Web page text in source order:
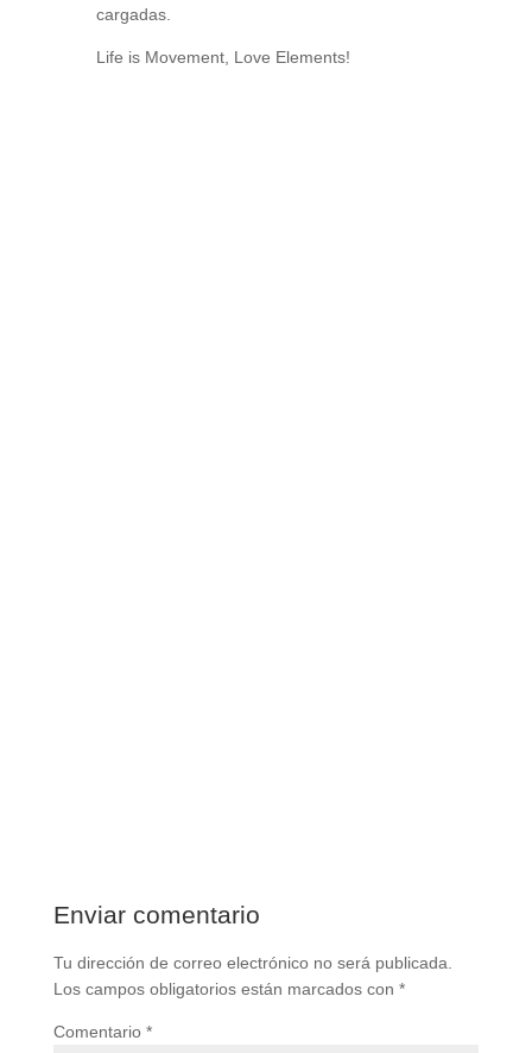
cargadas.
Life is Movement, Love Elements!
Enviar comentario
Tu dirección de correo electrónico no será publicada.
Los campos obligatorios están marcados con *
Comentario *